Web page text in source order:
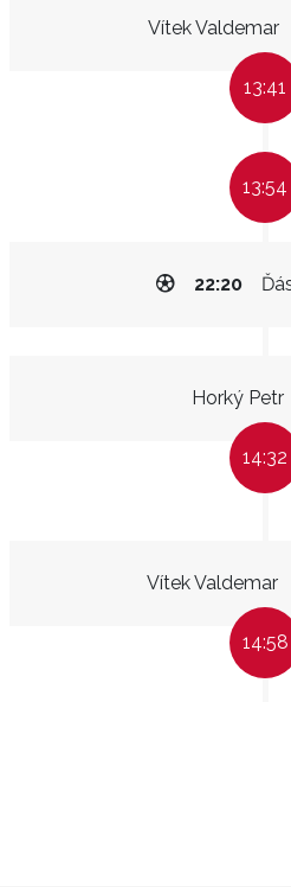
Vítek Valdemar
13:41
13:54
22:20
Horký Petr
14:32
Vítek Valdemar
14:58